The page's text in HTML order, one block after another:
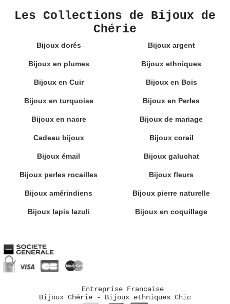
Les Collections de Bijoux de
Chérie
Bijoux dorés Bijoux argent
Bijoux en plumes Bijoux ethniques
Bijoux en Cuir Bijoux en Bois
Bijoux en turquoise Bijoux en Perles
Bijoux en nacre Bijoux de mariage
Cadeau bijoux Bijoux corail
Bijoux émail Bijoux galuchat
Bijoux perles rocailles Bijoux fleurs
Bijoux amérindiens Bijoux pierre naturelle
Bijoux lapis lazuli Bijoux en coquillage
Entreprise Francaise
Bijoux Chérie - Bijoux ethniques Chic